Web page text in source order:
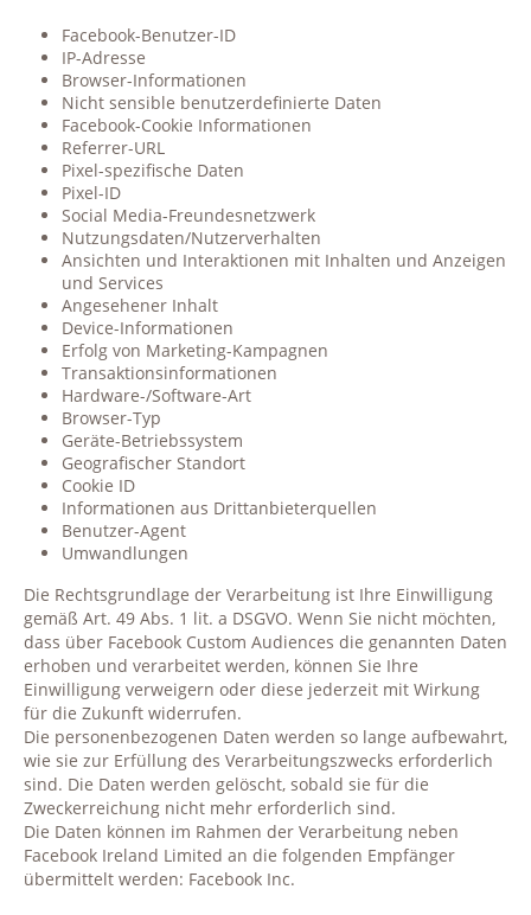
Facebook-Benutzer-ID
IP-Adresse
Browser-Informationen
Nicht sensible benutzerdefinierte Daten
Facebook-Cookie Informationen
Referrer-URL
Pixel-spezifische Daten
Pixel-ID
Social Media-Freundesnetzwerk
Nutzungsdaten/Nutzerverhalten
Ansichten und Interaktionen mit Inhalten und Anzeigen
und Services
Angesehener Inhalt
Device-Informationen
Erfolg von Marketing-Kampagnen
Transaktionsinformationen
Hardware-/Software-Art
Browser-Typ
Geräte-Betriebssystem
Geografischer Standort
Cookie ID
Informationen aus Drittanbieterquellen
Benutzer-Agent
Umwandlungen
Die Rechtsgrundlage der Verarbeitung ist Ihre Einwilligung
gemäß Art. 49 Abs. 1 lit. a DSGVO. Wenn Sie nicht möchten,
dass über Facebook Custom Audiences die genannten Daten
erhoben und verarbeitet werden, können Sie Ihre
Einwilligung verweigern oder diese jederzeit mit Wirkung
für die Zukunft widerrufen.
Die personenbezogenen Daten werden so lange aufbewahrt,
wie sie zur Erfüllung des Verarbeitungszwecks erforderlich
sind. Die Daten werden gelöscht, sobald sie für die
Zweckerreichung nicht mehr erforderlich sind.
Die Daten können im Rahmen der Verarbeitung neben
Facebook Ireland Limited an die folgenden Empfänger
übermittelt werden: Facebook Inc.